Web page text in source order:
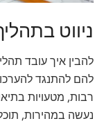
ניווט
להבין איך עובד
להם להתנגד
רבות, מטעויות
נעשה במהירות,